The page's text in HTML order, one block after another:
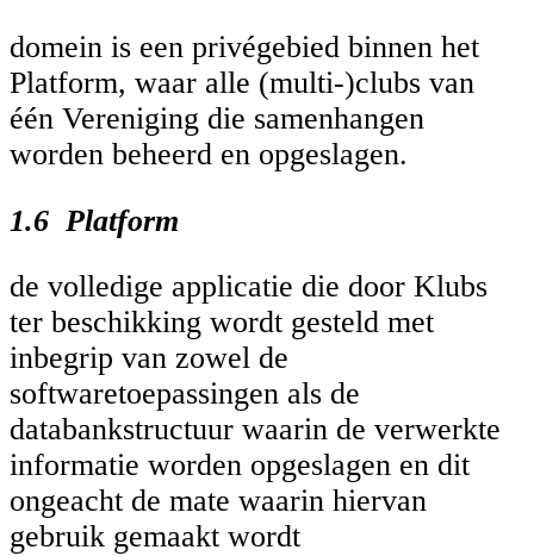
domein is een privégebied binnen het
Platform, waar alle (multi-)clubs van
één Vereniging die samenhangen
worden beheerd en opgeslagen.
1.6 Platform
de volledige applicatie die door Klubs
ter beschikking wordt gesteld met
inbegrip van zowel de
softwaretoepassingen als de
databankstructuur waarin de verwerkte
informatie worden opgeslagen en dit
ongeacht de mate waarin hiervan
gebruik gemaakt wordt